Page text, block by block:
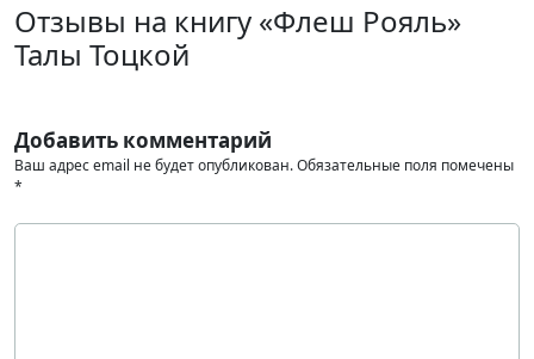
Отзывы на книгу «Флеш Рояль»
Талы Тоцкой
Добавить комментарий
Ваш адрес email не будет опубликован.Обязательные поля помечены
*